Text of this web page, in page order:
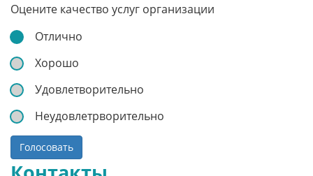
Оцените качество услуг организации
Отлично
Хорошо
Удовлетворительно
Неудовлетрворительно
Голосовать